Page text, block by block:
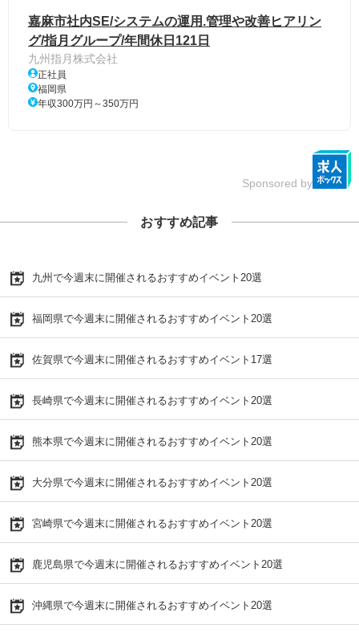
嘉麻市社内SE/システムの運用.管理や改善ヒアリン
グ/指月グループ/年間休日121日
九州指月株式会社
正社員
福岡県
年収300万円～350万円
Sponsored by
おすすめ記事
九州で今週末に開催されるおすすめイベント20選
福岡県で今週末に開催されるおすすめイベント20選
佐賀県で今週末に開催されるおすすめイベント17選
長崎県で今週末に開催されるおすすめイベント20選
熊本県で今週末に開催されるおすすめイベント20選
大分県で今週末に開催されるおすすめイベント20選
宮崎県で今週末に開催されるおすすめイベント20選
鹿児島県で今週末に開催されるおすすめイベント20選
沖縄県で今週末に開催されるおすすめイベント20選